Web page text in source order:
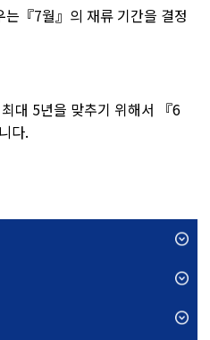
는『7월』의 재류 기간을 결정
대 5년을 맞추기 위해서 『6
다.